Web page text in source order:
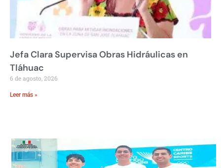
Jefa Clara Supervisa Obras Hidráulicas en
Tláhuac
6 de agosto, 2026
Leer más »